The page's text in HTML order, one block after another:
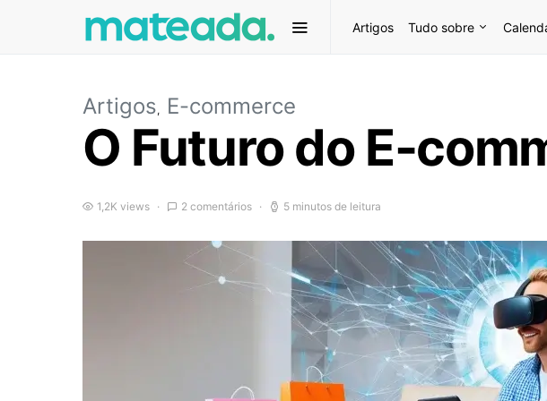
Artigos Tudo sobre
Artigos E-commerce
O Futuro do E-
1,2K views 2 comentários 5 minutos de leitura